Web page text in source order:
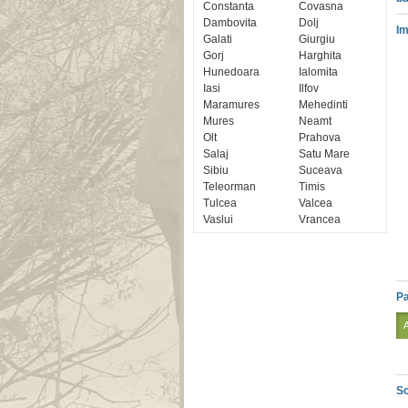
Constanta
Covasna
Dambovita
Dolj
Galati
Giurgiu
Gorj
Harghita
Hunedoara
Ialomita
Iasi
Ilfov
Maramures
Mehedinti
Mures
Neamt
Olt
Prahova
Salaj
Satu Mare
Sibiu
Suceava
Teleorman
Timis
Tulcea
Valcea
Vaslui
Vrancea